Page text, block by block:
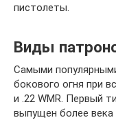
пистолеты.
Виды
Самыми
бокового огня при
и .22 WMR. Первый
выпущен более века